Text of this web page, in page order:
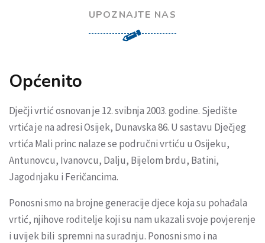
UPOZNAJTE NAS
Općenito
Dječji vrtić osnovan je 12. svibnja 2003. godine. Sjedište
vrtića je na adresi Osijek, Dunavska 86. U sastavu Dječjeg
vrtića Mali princ nalaze se područni vrtiću u Osijeku,
Antunovcu, Ivanovcu, Dalju, Bijelom brdu, Batini,
Jagodnjaku i Feričancima.
Ponosni smo na brojne generacije djece koja su pohađala
vrtić, njihove roditelje koji su nam ukazali svoje povjerenje
i uvijek bili spremni na suradnju. Ponosni smo i na